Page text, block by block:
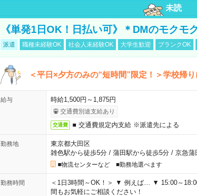
未読
《単発1日OK！日払い可》＊DMのモクモ
派遣 職種未経験OK 社会人未経験OK 大学生歓迎 ブランクOK
＜平日×夕方のみの“短時間”限定！＞学校帰
給与 時給1,500円～1,875円
交通費別途支給あり
交通費 ■ 交通費規定内支給 ※派遣先による
勤務地
東京都大田区
雑色駅から徒歩5分/ 蒲田駅から徒歩5分/ 京急蒲
■物流センターなど ■勤務地選べます
勤務時間
＜1日3時間～OK！＞ ▼ 例えば… ▼ 15:00～
間もお気軽にご相談ください！